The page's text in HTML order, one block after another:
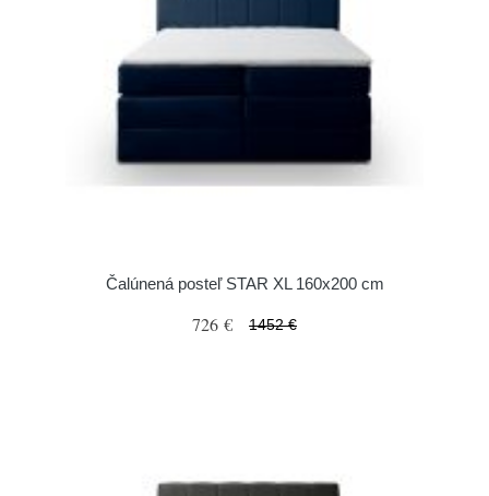
Čalúnená posteľ STAR XL 160x200 cm
726 € 1452 €